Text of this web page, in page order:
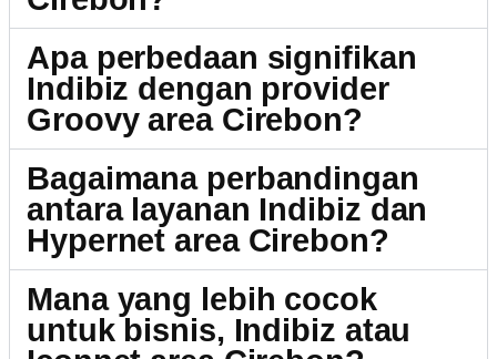
Apa perbedaan signifikan
Indibiz dengan provider
Groovy area Cirebon?
Bagaimana perbandingan
antara layanan Indibiz dan
Hypernet area Cirebon?
Mana yang lebih cocok
untuk bisnis, Indibiz atau